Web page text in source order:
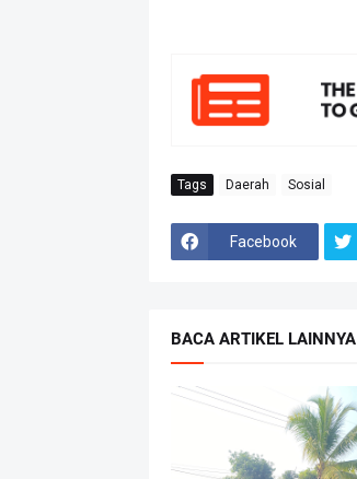
Tags Daerah Sosial
Facebook
BACA ARTIKEL LAINNYA